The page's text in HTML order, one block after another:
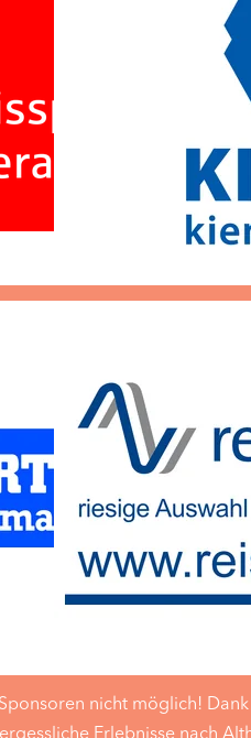
nicht möglich!
Erlebnisse nach